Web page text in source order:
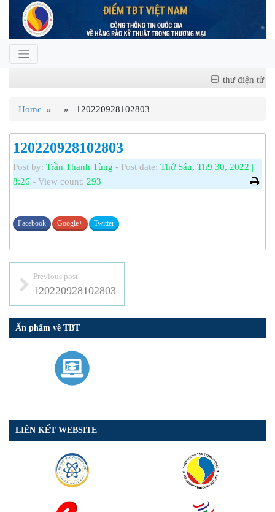
thư điện tử
Home » » 120220928102803
120220928102803
Post by: Trần Thanh Tùng - Post date: Thứ Sáu, Th9 30, 2022 |
8:26 - View count: 293
Facebook Google+ Twitter
Previous post
120220928102803
Ấn phẩm về TBT
LIÊN KẾT WEBSITE